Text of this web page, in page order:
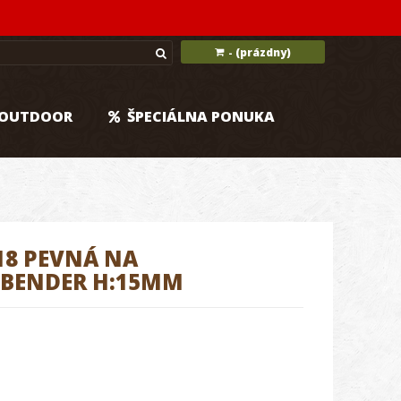
- (prázdny)
ŠPECIÁLNA PONUKA
PEVNÁ NA
H:15MM